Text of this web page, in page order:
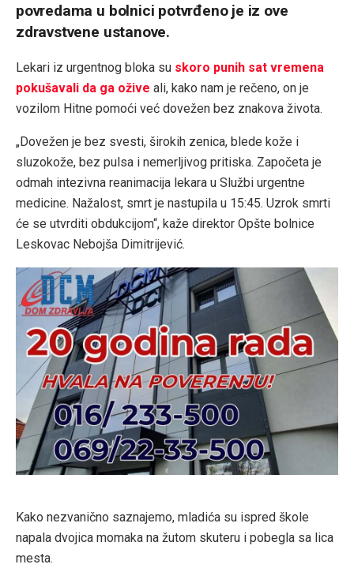
povredama u bolnici potvrđeno je iz ove
zdravstvene ustanove.
Lekari iz urgentnog bloka su skoro punih sat vremena
pokušavali da ga ožive ali, kako nam je rečeno, on je
vozilom Hitne pomoći već dovežen bez znakova života.
„Dovežen je bez svesti, širokih zenica, blede kože i
sluzokože, bez pulsa i nemerljivog pritiska. Započeta je
odmah intezivna reanimacija lekara u Službi urgentne
medicine. Nažalost, smrt je nastupila u 15:45. Uzrok smrti
će se utvrditi obdukcijom“, kaže direktor Opšte bolnice
Leskovac Nebojša Dimitrijević.
Kako nezvanično saznajemo, mladića su ispred škole
napala dvojica momaka na žutom skuteru i pobegla sa lica
mesta.